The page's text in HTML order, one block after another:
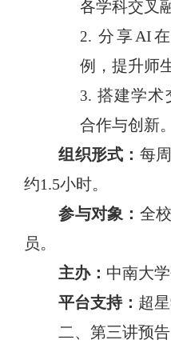
各学科交叉
2.分享 AI
例，提升师
3. 搭建学术
合作与创新。
组织形式： 每
约1.5小时。
参与对象： 全
员。
主办： 中南大
平台支持： 超
二、第三讲预告